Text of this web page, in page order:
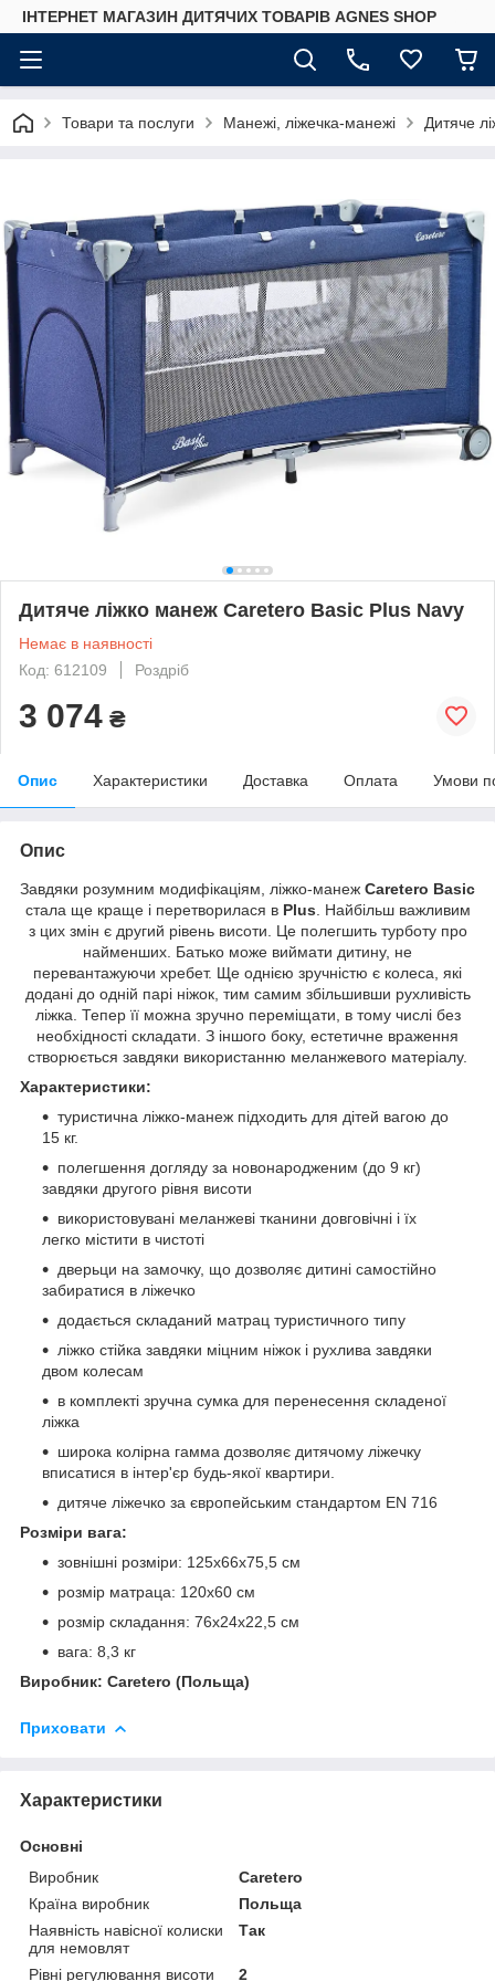
ІНТЕРНЕТ МАГАЗИН ДИТЯЧИХ ТОВАРІВ AGNES SHOP
Товари та послуги Манежі, ліжечка-манежі Дитяче
Дитяче ліжко манеж Caretero Basic Plus Navy
Немає в наявності
Код: 612109
Роздріб
3 074 ₴
Опис Характеристики Доставка Оплата Умови
Опис
Завдяки розумним модифікаціям, ліжко-манеж Caretero Basic
стала ще краще і перетворилася в Plus . Найбільш важливим
з цих змін є другий рівень висоти. Це полегшить турботу про
найменших. Батько може виймати дитину, не
перевантажуючи хребет. Ще однією зручністю є колеса, які
додані до одній парі ніжок, тим самим збільшивши рухливість
ліжка. Тепер її можна зручно переміщати, в тому числі без
необхідності складати. З іншого боку, естетичне враження
створюється завдяки використанню меланжевого матеріалу.
Характеристики:
туристична ліжко-манеж підходить для дітей вагою до
15 кг.
полегшення догляду за новонародженим (до 9 кг)
завдяки другого рівня висоти
використовувані меланжеві тканини довговічні і їх
легко містити в чистоті
дверьци на замочку, що дозволяє дитині самостійно
забиратися в ліжечко
додається складаний матрац туристичного типу
ліжко стійка завдяки міцним ніжок і рухлива завдяки
двом колесам
в комплекті зручна сумка для перенесення складеної
ліжка
широка колірна гамма дозволяє дитячому ліжечку
вписатися в інтер'єр будь-якої квартири.
дитяче ліжечко за європейським стандартом EN 716
Розміри вага:
зовнішні розміри: 125x66x75,5 см
розмір матраца: 120x60 см
розмір складання: 76x24x22,5 см
вага: 8,3 кг
Виробник: Caretero (Польща)
Приховати
Характеристики
Основні
Виробник
Caretero
Країна виробник
Польща
Наявність навісної колиски
для немовлят
Так
Рівні регулювання висоти 2